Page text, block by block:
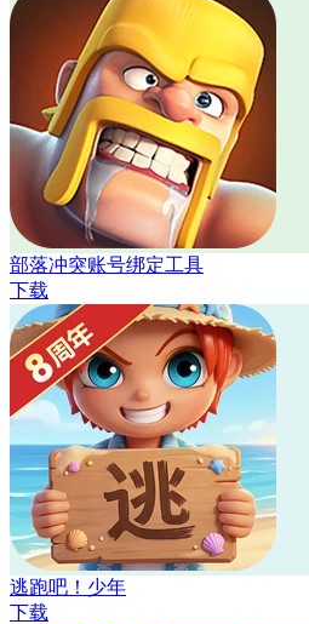
部落冲突账号绑定工具
下载
逃跑吧！少年
下载